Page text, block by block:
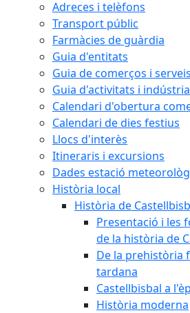
Adreces i telèfons
Transport públic
Farmàcies de guàrdia
Guia d'entitats
Guia de comerços i serveis
Guia d'activitats i indústria
Calendari d'obertura
Calendari de dies festius
Llocs d'interès
Itineraris i excursions
Dades estació
Història local
Història de
Presentació i les
de la història de
De la prehistòria
tardana
Castellbisbal a
Història moderna